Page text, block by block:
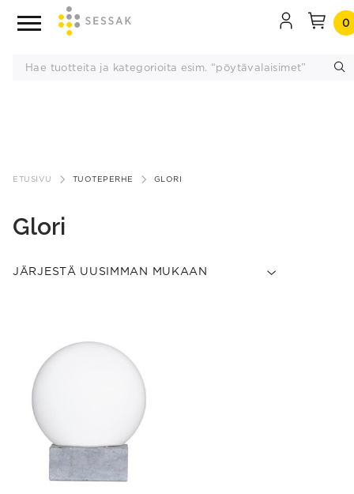
sisältöön
0
ETUSIVU TUOTEPERHE GLORI
Glori